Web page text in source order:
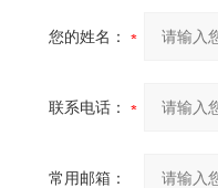
您的姓名：
联系电话：
常用邮箱：